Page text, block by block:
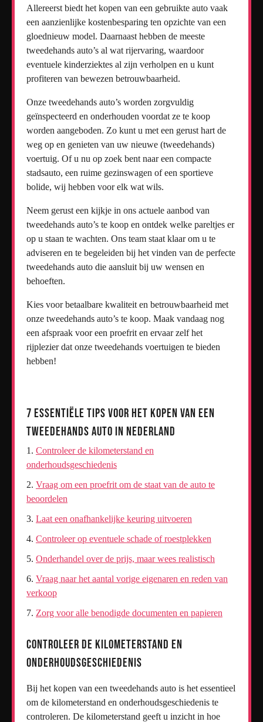
Allereerst biedt het kopen van een gebruikte auto vaak
een aanzienlijke kostenbesparing ten opzichte van een
gloednieuw model. Daarnaast hebben de meeste
tweedehands auto’s al wat rijervaring, waardoor
eventuele kinderziektes al zijn verholpen en u kunt
profiteren van bewezen betrouwbaarheid.
Onze tweedehands auto’s worden zorgvuldig
geïnspecteerd en onderhouden voordat ze te koop
worden aangeboden. Zo kunt u met een gerust hart de
weg op en genieten van uw nieuwe (tweedehands)
voertuig. Of u nu op zoek bent naar een compacte
stadsauto, een ruime gezinswagen of een sportieve
bolide, wij hebben voor elk wat wils.
Neem gerust een kijkje in ons actuele aanbod van
tweedehands auto’s te koop en ontdek welke pareltjes er
op u staan te wachten. Ons team staat klaar om u te
adviseren en te begeleiden bij het vinden van de perfecte
tweedehands auto die aansluit bij uw wensen en
behoeften.
Kies voor betaalbare kwaliteit en betrouwbaarheid met
onze tweedehands auto’s te koop. Maak vandaag nog
een afspraak voor een proefrit en ervaar zelf het
rijplezier dat onze tweedehands voertuigen te bieden
hebben!
7 Essentiële Tips voor het Kopen van een
Tweedehands Auto in Nederland
Controleer de kilometerstand en
onderhoudsgeschiedenis
Vraag om een proefrit om de staat van de auto te
beoordelen
Laat een onafhankelijke keuring uitvoeren
Controleer op eventuele schade of roestplekken
Onderhandel over de prijs, maar wees realistisch
Vraag naar het aantal vorige eigenaren en reden van
verkoop
Zorg voor alle benodigde documenten en papieren
Controleer de kilometerstand en
onderhoudsgeschiedenis
Bij het kopen van een tweedehands auto is het essentieel
om de kilometerstand en onderhoudsgeschiedenis te
controleren. De kilometerstand geeft u inzicht in hoe